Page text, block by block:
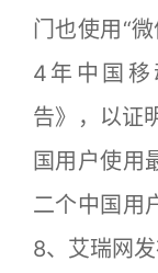
门也使用“
4年中国移
告》，以证
国用户使用
二个中国用
8、艾瑞网